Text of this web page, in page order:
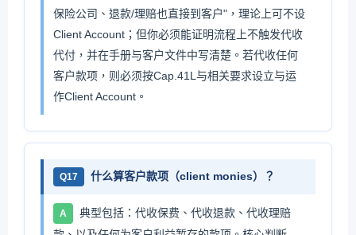
保险公司、退款/理赔也直接到客户"，理论上可不设
Client Account；但你必须能证明流程上不触发代收
代付，并在手册与客户文件中写清楚。若代收任何
客户款项，则必须按Cap.41L与相关要求设立与运
作Client Account。
Q17 什么算客户款项（client monies）？
A
典型包括：代收保费、代收退款、代收理赔